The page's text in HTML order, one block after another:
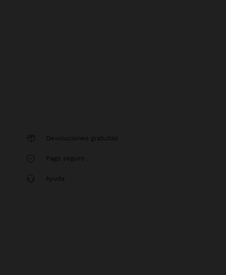
Devoluciones gratuitas
Pago seguro
Ayuda